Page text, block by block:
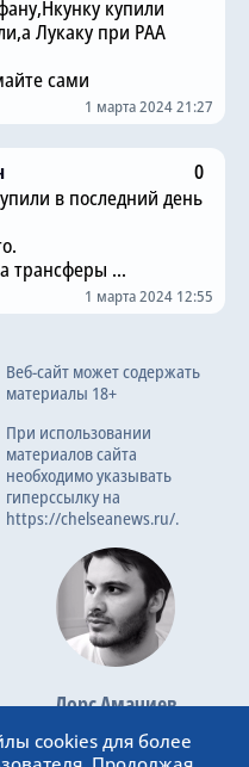
купили
Лукаку при РАА
сами
1 марта 2024 21:27
0
в последний день
трансферы ...
1 марта 2024 12:55
Веб-сайт может содержать
материалы 18+
При использовании
материалов сайта
необходимо указывать
гиперссылку на
https://chelseanews.ru/.
Лорс Амачиев
Основатель сайта
admin@chelseanews.ru
cookies для более